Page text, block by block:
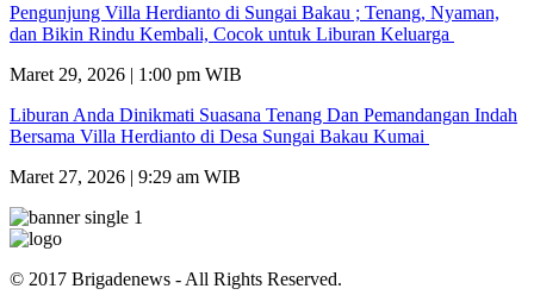
Pengunjung Villa Herdianto di Sungai Bakau ; Tenang, Nyaman,
dan Bikin Rindu Kembali, Cocok untuk Liburan Keluarga
Maret 29, 2026 | 1:00 pm WIB
Liburan Anda Dinikmati Suasana Tenang Dan Pemandangan Indah
Bersama Villa Herdianto di Desa Sungai Bakau Kumai
Maret 27, 2026 | 9:29 am WIB
© 2017 Brigadenews - All Rights Reserved.